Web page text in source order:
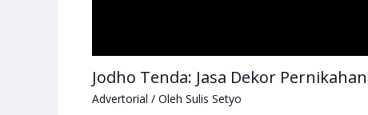
Jodho Tenda: Jasa Dekor
Advertorial / Oleh Sulis Setyo